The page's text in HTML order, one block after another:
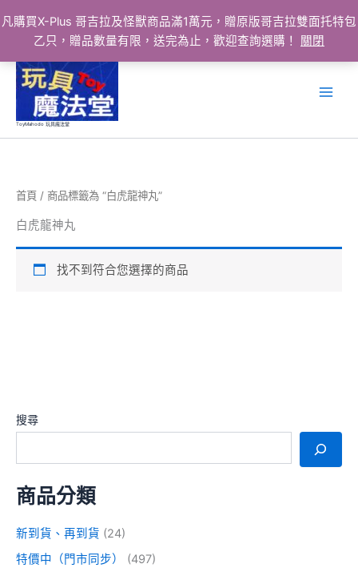
凡購買X-Plus 哥吉拉及怪獸商品滿1萬元，贈原版哥吉拉雙面托特包
乙只，贈品數量有限，送完為止，歡迎查詢選購！
關閉
ToyMahodo 玩具魔法堂
搜尋
商品分類
新到貨、再到貨 (24)
特價中（門市同步）
(497)
首頁 / 商品標籤為 “白虎龍神丸”
白虎龍神丸
找不到符合您選擇的商品